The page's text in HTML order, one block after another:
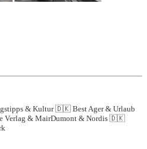
& Kultur🇩🇰 Best Ager & Urlaub
Verlag & MairDumont & Nordis 🇩🇰